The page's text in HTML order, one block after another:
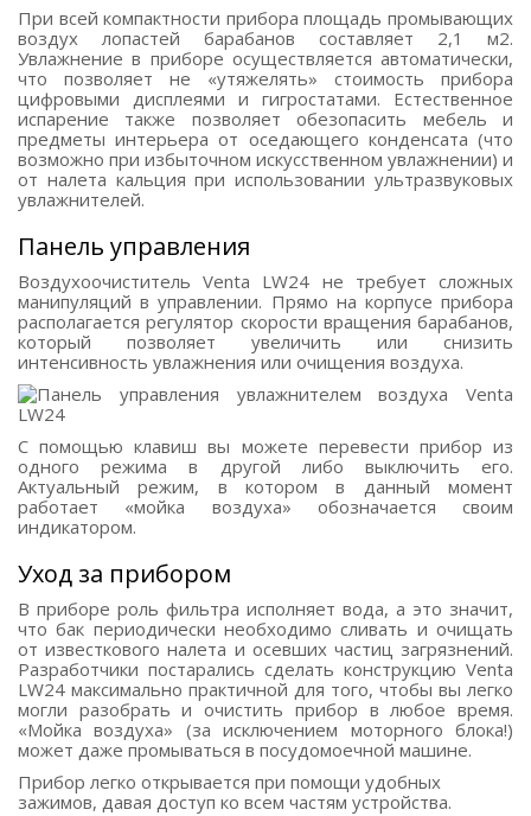
При всей компактности прибора площадь промывающих
воздух лопастей барабанов составляет 2,1 м2.
Увлажнение в приборе осуществляется автоматически,
что позволяет не «утяжелять» стоимость прибора
цифровыми дисплеями и гигростатами. Естественное
испарение также позволяет обезопасить мебель и
предметы интерьера от оседающего конденсата (что
возможно при избыточном искусственном увлажнении) и
от налета кальция при использовании ультразвуковых
увлажнителей.
Панель управления
Воздухоочиститель Venta LW24 не требует сложных
манипуляций в управлении. Прямо на корпусе прибора
располагается регулятор скорости вращения барабанов,
который позволяет увеличить или снизить
интенсивность увлажнения или очищения воздуха.
С помощью клавиш вы можете перевести прибор из
одного режима в другой либо выключить его.
Актуальный режим, в котором в данный момент
работает «мойка воздуха» обозначается своим
индикатором.
Уход за прибором
В приборе роль фильтра исполняет вода, а это значит,
что бак периодически необходимо сливать и очищать
от известкового налета и осевших частиц загрязнений.
Разработчики постарались сделать конструкцию Venta
LW24 максимально практичной для того, чтобы вы легко
могли разобрать и очистить прибор в любое время.
«Мойка воздуха» (за исключением моторного блока!)
может даже промываться в посудомоечной машине.
Прибор легко открывается при помощи удобных
зажимов, давая доступ ко всем частям устройства.